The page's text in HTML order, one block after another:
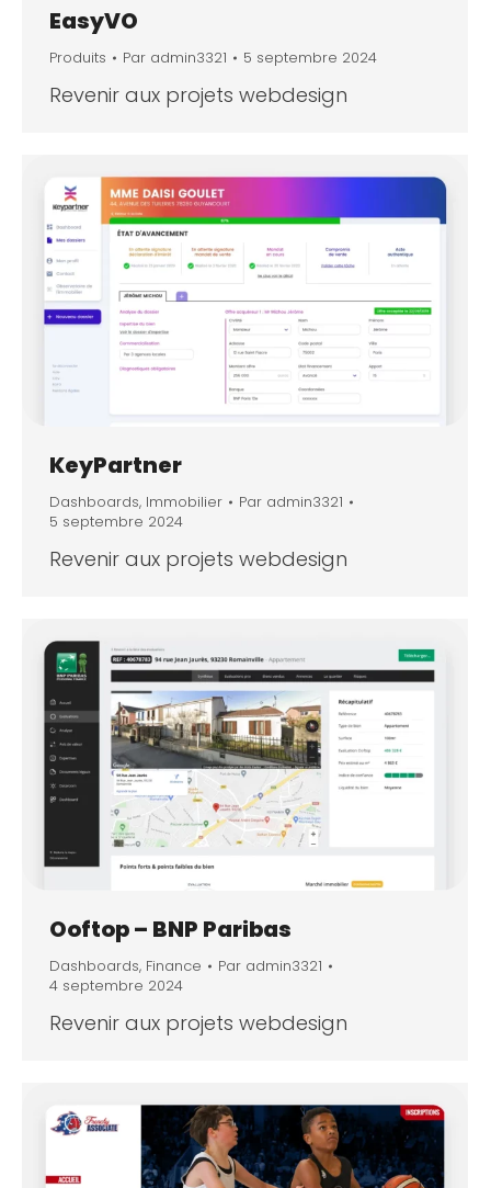
EasyVO
Produits Par admin3321 5 septembre 2024
Revenir aux projets webdesign
KeyPartner
Dashboards, Immobilier Par admin3321
5 septembre 2024
Revenir aux projets webdesign
Ooftop – BNP Paribas
Dashboards, Finance Par admin3321
4 septembre 2024
Revenir aux projets webdesign